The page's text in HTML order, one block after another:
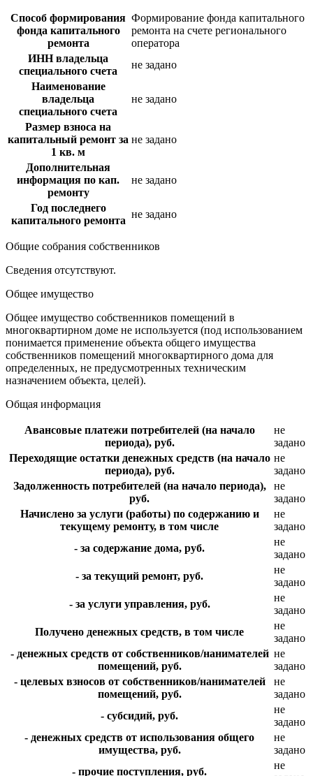
Способ формирования
фонда капитального
ремонта
Формирование фонда капитального
ремонта на счете регионального
оператора
ИНН владельца
специального счета
не задано
Наименование
владельца
специального счета
не задано
Размер взноса на
капитальный ремонт за
1 кв. м
не задано
Дополнительная
информация по кап.
ремонту
не задано
Год последнего
капитального ремонта
не задано
Общие собрания собственников
Сведения отсутствуют.
Общее имущество
Общее имущество собственников помещений в
многоквартирном доме не используется (под использованием
понимается применение объекта общего имущества
собственников помещений многоквартирного дома для
определенных, не предусмотренных техническим
назначением объекта, целей).
Общая информация
Авансовые платежи потребителей (на начало
периода), руб.
не
задано
Переходящие остатки денежных средств (на начало
периода), руб.
не
задано
Задолженность потребителей (на начало периода),
руб.
не
задано
Начислено за услуги (работы) по содержанию и
текущему ремонту, в том числе
не
задано
- за содержание дома, руб.
не
задано
- за текущий ремонт, руб.
не
задано
- за услуги управления, руб.
не
задано
Получено денежных средств, в том числе
не
задано
- денежных средств от собственников/нанимателей
помещений, руб.
не
задано
- целевых взносов от собственников/нанимателей
помещений, руб.
не
задано
- субсидий, руб.
не
задано
- денежных средств от использования общего
имущества, руб.
не
задано
- прочие поступления, руб.
не